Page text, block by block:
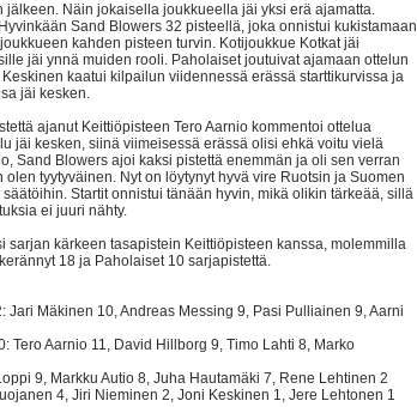
jälkeen. Näin jokaisella joukkueella jäi yksi erä ajamatta.
Sand Blowers 32 pisteellä, joka onnistui kukistamaan
kahden pisteen turvin. Kotijoukkue Kotkat jäi
jäi ynnä muiden rooli. Paholaiset joutuivat ajamaan ottelun
kaatui kilpailun viidennessä erässä starttikurvissa ja
jäi kesken.
ajanut Keittiöpisteen Tero Aarnio kommentoi ottelua
jäi kesken, siinä viimeisessä erässä olisi ehkä voitu vielä
Sand Blowers ajoi kaksi pistettä enemmän ja oli sen verran
tyytyväinen. Nyt on löytynyt hyvä vire Ruotsin ja Suomen
Startit onnistui tänään hyvin, mikä olikin tärkeää, sillä
ei juuri nähty.
sarjan kärkeen tasapistein Keittiöpisteen kanssa, molemmilla
18 ja Paholaiset 10 sarjapistettä.
Jari Mäkinen 10, Andreas Messing 9, Pasi Pulliainen 9, Aarni
Tero Aarnio 11, David Hillborg 9, Timo Lahti 8, Marko
9, Markku Autio 8, Juha Hautamäki 7, Rene Lehtinen 2
4, Jiri Nieminen 2, Joni Keskinen 1, Jere Lehtonen 1